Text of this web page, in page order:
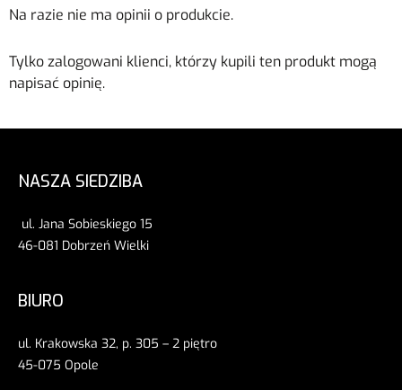
Na razie nie ma opinii o produkcie.
Tylko zalogowani klienci, którzy kupili ten produkt mogą
napisać opinię.
NASZA SIEDZIBA
ul. Jana Sobieskiego 15
46-081 Dobrzeń Wielki
BIURO
ul. Krakowska 32, p. 305 – 2 piętro
45-075 Opole